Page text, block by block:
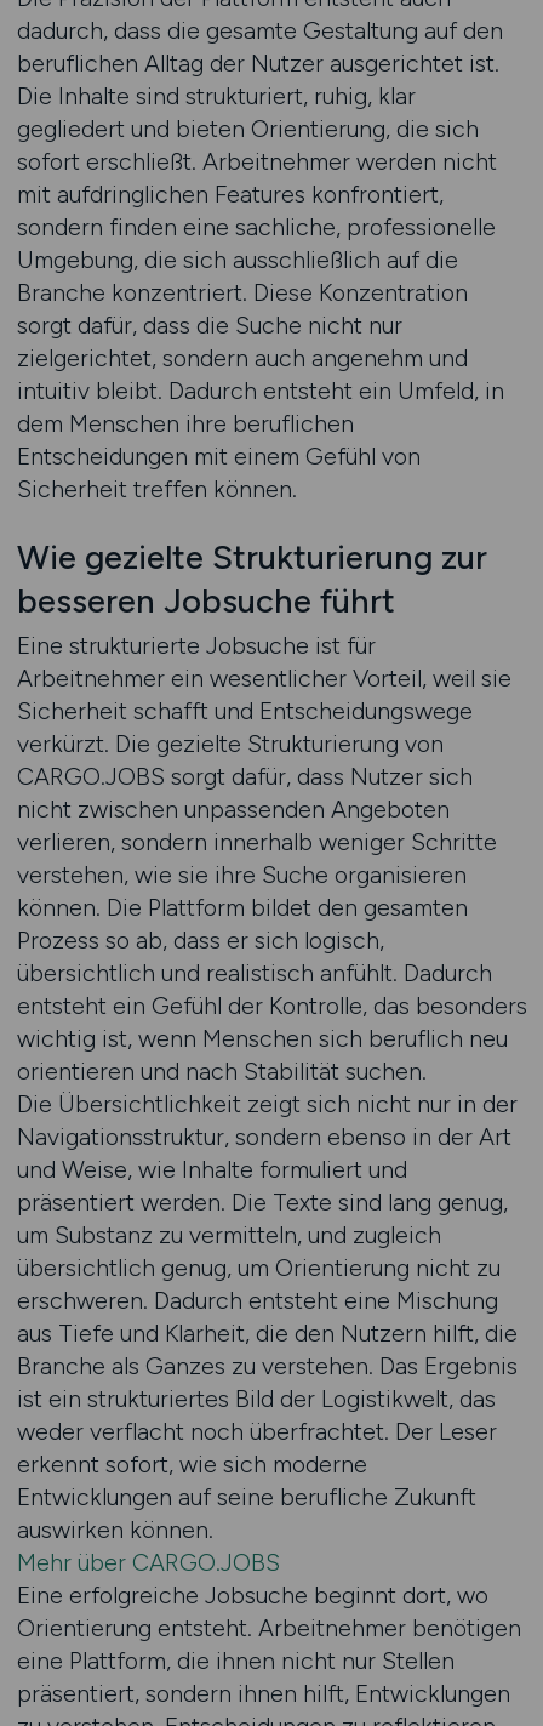
dadurch, dass die gesamte Gestaltung auf den
beruflichen Alltag der Nutzer ausgerichtet ist.
Die Inhalte sind strukturiert, ruhig, klar
gegliedert und bieten Orientierung, die sich
sofort erschließt. Arbeitnehmer werden nicht
mit aufdringlichen Features konfrontiert,
sondern finden eine sachliche, professionelle
Umgebung, die sich ausschließlich auf die
Branche konzentriert. Diese Konzentration
sorgt dafür, dass die Suche nicht nur
zielgerichtet, sondern auch angenehm und
intuitiv bleibt. Dadurch entsteht ein Umfeld, in
dem Menschen ihre beruflichen
Entscheidungen mit einem Gefühl von
Sicherheit treffen können.
Wie gezielte Strukturierung zur
besseren Jobsuche führt
Eine strukturierte Jobsuche ist für
Arbeitnehmer ein wesentlicher Vorteil, weil sie
Sicherheit schafft und Entscheidungswege
verkürzt. Die gezielte Strukturierung von
CARGO.JOBS sorgt dafür, dass Nutzer sich
nicht zwischen unpassenden Angeboten
verlieren, sondern innerhalb weniger Schritte
verstehen, wie sie ihre Suche organisieren
können. Die Plattform bildet den gesamten
Prozess so ab, dass er sich logisch,
übersichtlich und realistisch anfühlt. Dadurch
entsteht ein Gefühl der Kontrolle, das besonders
wichtig ist, wenn Menschen sich beruflich neu
orientieren und nach Stabilität suchen.
Die Übersichtlichkeit zeigt sich nicht nur in der
Navigationsstruktur, sondern ebenso in der Art
und Weise, wie Inhalte formuliert und
präsentiert werden. Die Texte sind lang genug,
um Substanz zu vermitteln, und zugleich
übersichtlich genug, um Orientierung nicht zu
erschweren. Dadurch entsteht eine Mischung
aus Tiefe und Klarheit, die den Nutzern hilft, die
Branche als Ganzes zu verstehen. Das Ergebnis
ist ein strukturiertes Bild der Logistikwelt, das
weder verflacht noch überfrachtet. Der Leser
erkennt sofort, wie sich moderne
Entwicklungen auf seine berufliche Zukunft
auswirken können.
Mehr über CARGO.JOBS
Eine erfolgreiche Jobsuche beginnt dort, wo
Orientierung entsteht. Arbeitnehmer benötigen
eine Plattform, die ihnen nicht nur Stellen
präsentiert, sondern ihnen hilft, Entwicklungen